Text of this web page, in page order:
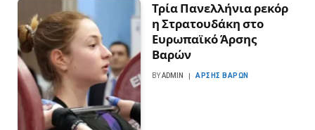
Τρία Πανελλήνια ρεκόρ
η Στρατουδάκη στο
Ευρωπαϊκό Άρσης
Βαρών
BYADMIN ΆΡΣΗΣ ΒΑΡΏΝ